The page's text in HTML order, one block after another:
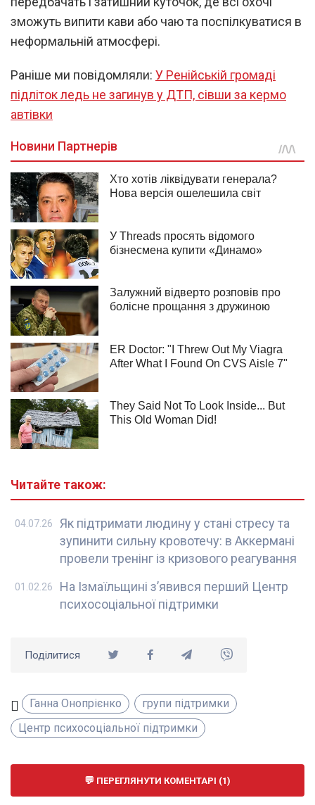
зможуть випити кави або чаю та поспілкуватися в
неформальній атмосфері.
Раніше ми повідомляли: У Ренійській громаді
підліток ледь не загинув у ДТП, сівши за кермо
автівки
Читайте також:
Як підтримати людину у стані стресу та
зупинити сильну кровотечу: в Аккермані
провели тренінг із кризового реагування
04.07.26
На Ізмаїльщині з’явився перший Центр
психосоціальної підтримки
01.02.26
Поділитися
Ганна Онопрієнко
групи підтримки
Центр психосоціальної підтримки
ПЕРЕГЛЯНУТИ КОМЕНТАРІ (1)